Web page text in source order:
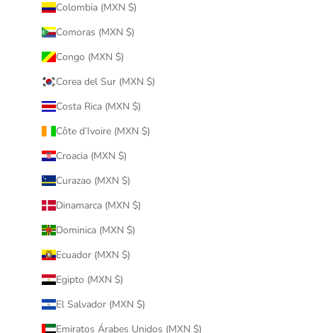
Colombia (MXN $)
Comoras (MXN $)
Congo (MXN $)
Corea del Sur (MXN $)
Costa Rica (MXN $)
Côte d’Ivoire (MXN $)
Croacia (MXN $)
Curazao (MXN $)
Dinamarca (MXN $)
Dominica (MXN $)
Ecuador (MXN $)
Egipto (MXN $)
El Salvador (MXN $)
Emiratos Árabes Unidos (MXN $)